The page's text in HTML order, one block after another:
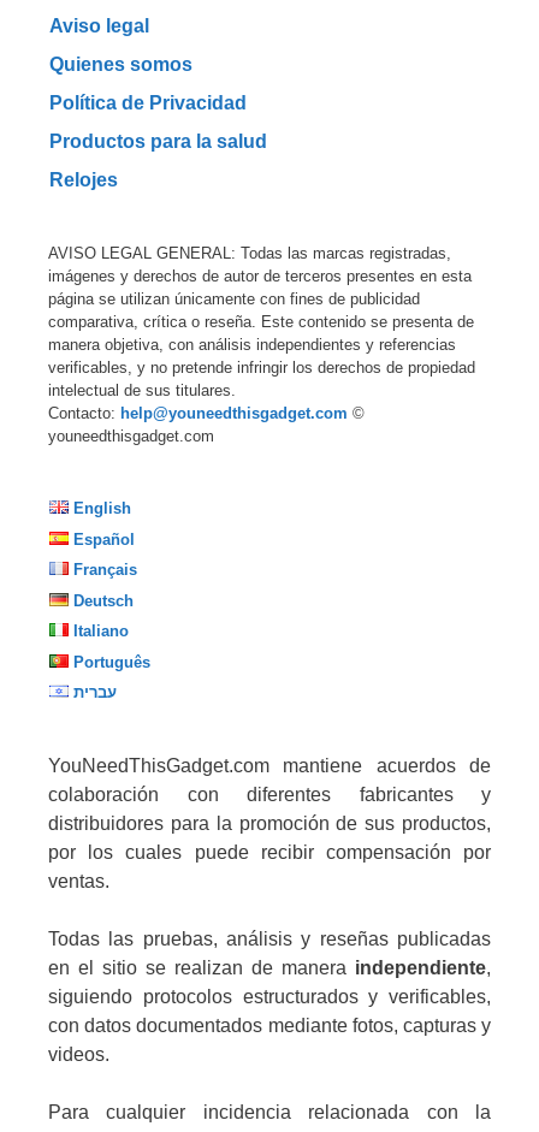
Aviso legal
Quienes somos
Política de Privacidad
Productos para la salud
Relojes
AVISO LEGAL GENERAL: Todas las marcas registradas,
imágenes y derechos de autor de terceros presentes en esta
página se utilizan únicamente con fines de publicidad
comparativa, crítica o reseña. Este contenido se presenta de
manera objetiva, con análisis independientes y referencias
verificables, y no pretende infringir los derechos de propiedad
intelectual de sus titulares.
Contacto: help@youneedthisgadget.com ©
youneedthisgadget.com
English
Español
Français
Deutsch
Italiano
Português
עברית
YouNeedThisGadget.com mantiene acuerdos de
colaboración con diferentes fabricantes y
distribuidores para la promoción de sus productos,
por los cuales puede recibir compensación por
ventas.
Todas las pruebas, análisis y reseñas publicadas
en el sitio se realizan de manera independiente,
siguiendo protocolos estructurados y verificables,
con datos documentados mediante fotos, capturas y
videos.
Para cualquier incidencia relacionada con la